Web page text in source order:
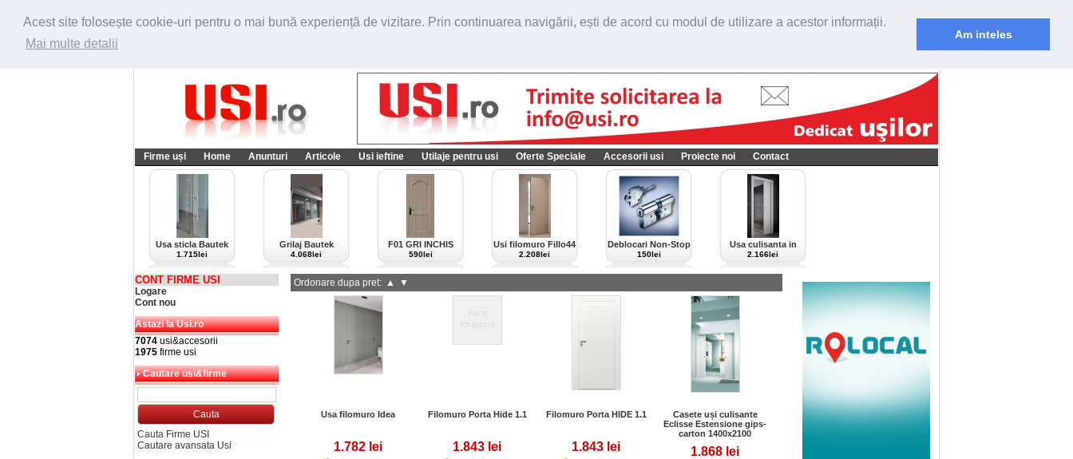
Acest site folosește cookie-uri pentru o mai bună experiență de vizitare. Prin continuarea navigării, ești de acord cu modul de utilizare a acestor informații.
Mai multe detalii
Am inteles
Firme uși Home Anunturi Articole Usi ieftine Utilaje pentru usi Oferte Speciale Accesorii usi Proiecte noi Contact
Usa sticla Bautek
1.715lei
Grilaj Bautek
4.068lei
F01 GRI INCHIS
590lei
Usi filomuro Fillo44
import Italia
2.208lei
Deblocari Non-Stop
150lei
Usa culisanta in
perete Scrigno,
culoare alba-bianco
2.166lei
CONT FIRME USI
Logare
Cont nou
Astazi la Usi.ro
7074 usi&accesorii
1975 firme usi
Cautare usi&firme
Cauta Firme USI
Cautare avansata Usi
Ordonare dupa pret: ▲ ▼
Usa filomuro Idea
1.782 lei
Filomuro Porta Hide 1.1
1.843 lei
Filomuro Porta HIDE 1.1
1.843 lei
Casete uși culisante
Eclisse Estensione gips-
carton 1400x2100
1.868 lei